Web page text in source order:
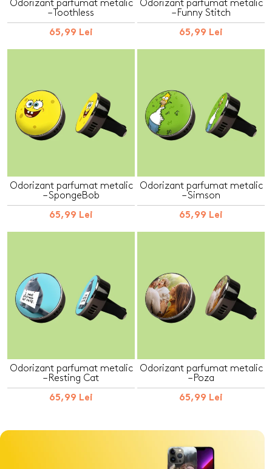
Odorizant parfumat metalic
– Toothless
65,99 Lei
Odorizant parfumat metalic
– Funny Stitch
65,99 Lei
Odorizant parfumat metalic
– SpongeBob
65,99 Lei
Odorizant parfumat metalic
– Simson
65,99 Lei
Odorizant parfumat metalic
– Resting Cat
65,99 Lei
Odorizant parfumat metalic
– Poza
65,99 Lei